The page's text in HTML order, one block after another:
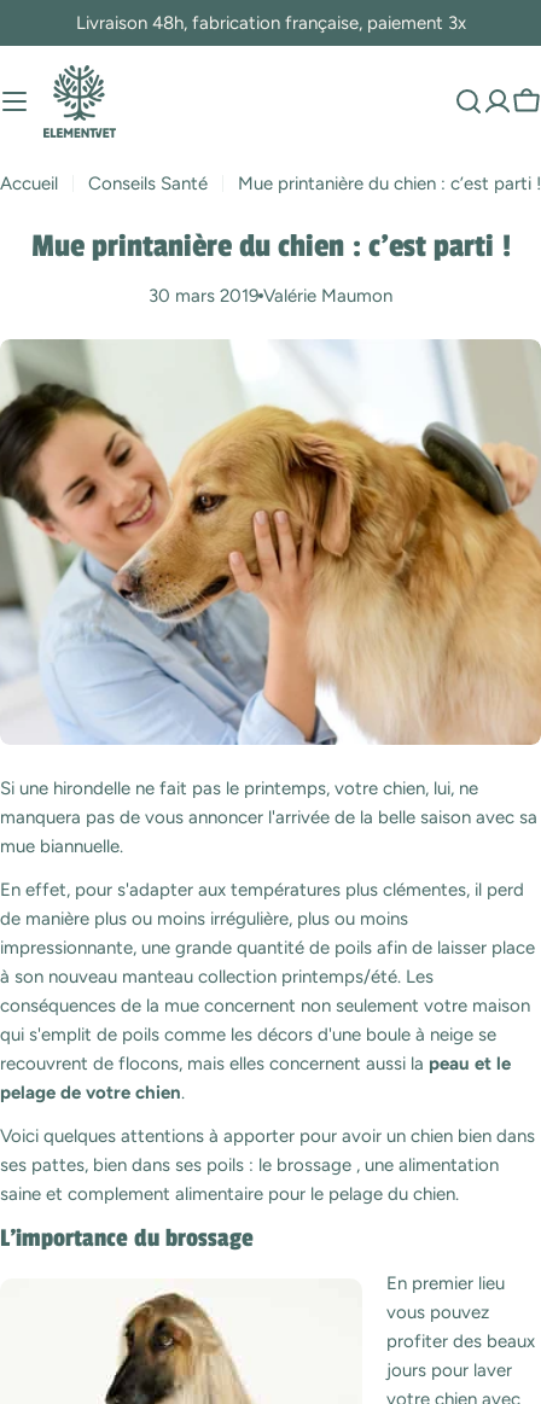
au
contenu
Livraison 48h, fabrication française, paiement 3x
Accueil Conseils Santé Mue printanière du chien : c’est parti !
Mue printanière du chien : c’est parti !
30 mars 2019 Valérie Maumon
Si une hirondelle ne fait pas le printemps, votre chien, lui, ne
manquera pas de vous annoncer l'arrivée de la belle saison avec sa
mue biannuelle.
En effet, pour s'adapter aux températures plus clémentes, il perd
de manière plus ou moins irrégulière, plus ou moins
impressionnante, une grande quantité de poils afin de laisser place
à son nouveau manteau collection printemps/été. Les
conséquences de la mue concernent non seulement votre maison
qui s'emplit de poils comme les décors d'une boule à neige se
recouvrent de flocons, mais elles concernent aussi la peau et le
pelage de votre chien.
Voici quelques attentions à apporter pour avoir un chien bien dans
ses pattes, bien dans ses poils : le brossage , une alimentation
saine et complement alimentaire pour le pelage du chien.
L'importance du brossage
En premier lieu
vous pouvez
profiter des beaux
jours pour laver
votre chien avec